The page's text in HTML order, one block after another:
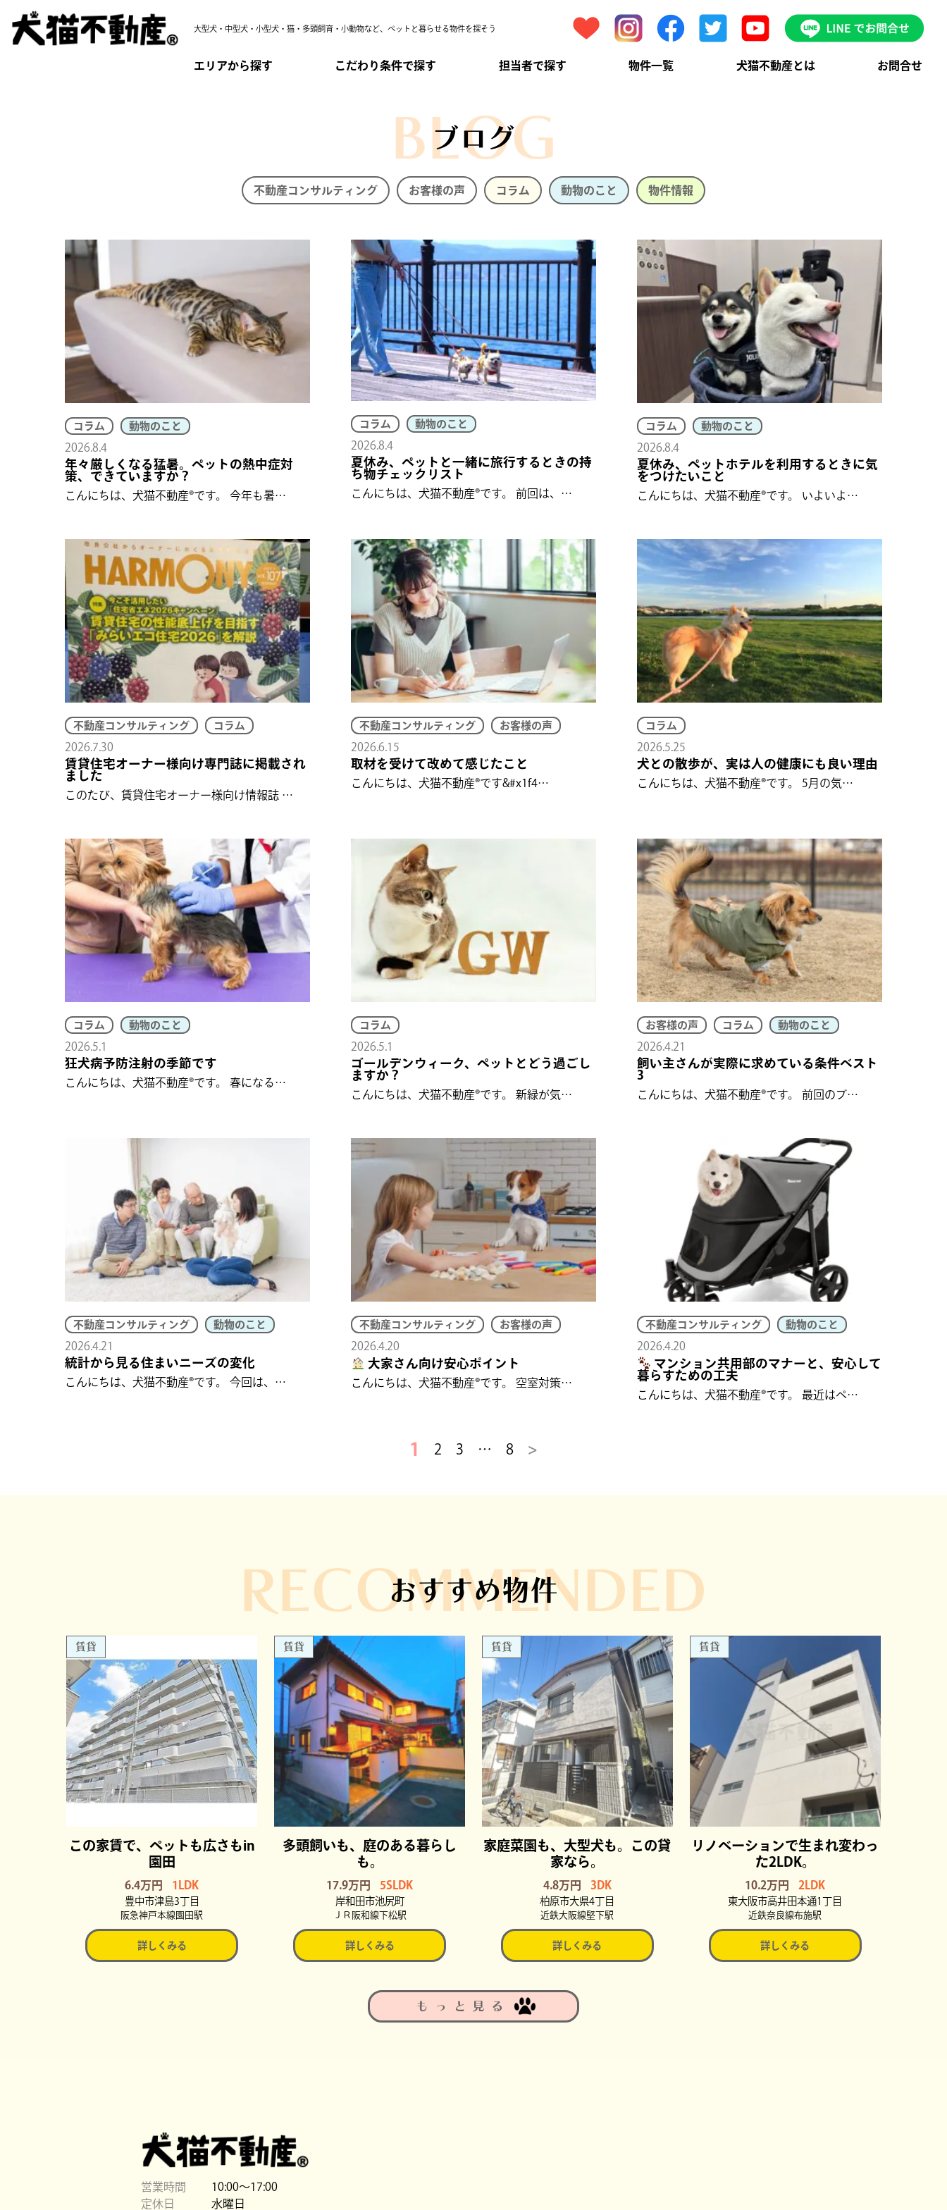
大型犬・中型犬・小型犬・猫・多頭飼育・小動物など、ペットと暮らせる物件を探そう
エリアから探す こだわり条件で探す 担当者で探す 物件一覧 犬猫不動産とは お問合せ
BLOG
ブログ
不動産コンサルティング お客様の声 コラム 動物のこと 物件情報
コラム 動物のこと
2026.8.4
年々厳しくなる猛暑。ペットの熱中症対
策、できていますか？
こんにちは、犬猫不動産®です。 今年も暑…
コラム 動物のこと
2026.8.4
夏休み、ペットと一緒に旅行するときの持
ち物チェックリスト
こんにちは、犬猫不動産®です。 前回は、…
コラム 動物のこと
2026.8.4
夏休み、ペットホテルを利用するときに気
をつけたいこと
こんにちは、犬猫不動産®です。 いよいよ…
不動産コンサルティング コラム
2026.7.30
賃貸住宅オーナー様向け専門誌に掲載され
ました
このたび、賃貸住宅オーナー様向け情報誌 …
不動産コンサルティング お客様の声
2026.6.15
取材を受けて改めて感じたこと
こんにちは、犬猫不動産®です&#x1f4…
コラム
2026.5.25
犬との散歩が、実は人の健康にも良い理由
こんにちは、犬猫不動産®です。 5月の気…
コラム 動物のこと
2026.5.1
狂犬病予防注射の季節です
こんにちは、犬猫不動産®です。 春になる…
コラム
2026.5.1
ゴールデンウィーク、ペットとどう過ごし
ますか？
こんにちは、犬猫不動産®です。 新緑が気…
お客様の声 コラム 動物のこと
2026.4.21
飼い主さんが実際に求めている条件ベスト
3
こんにちは、犬猫不動産®です。 前回のブ…
不動産コンサルティング 動物のこと
2026.4.21
統計から見る住まいニーズの変化
こんにちは、犬猫不動産®です。 今回は、…
不動産コンサルティング お客様の声
2026.4.20
大家さん向け安心ポイント
こんにちは、犬猫不動産®です。 空室対策…
不動産コンサルティング 動物のこと
2026.4.20
マンション共用部のマナーと、安心して
暮らすための工夫
こんにちは、犬猫不動産®です。 最近はペ…
1 2 3 … 8
RECOMMENDED
おすすめ物件
賃貸
この家賃で、ペットも広さもin
園田
6.4万円 1LDK
豊中市津島3丁目
阪急神戸本線園田駅
詳しくみる
賃貸
多頭飼いも、庭のある暮らし
も。
17.9万円 5SLDK
岸和田市池尻町
ＪＲ阪和線下松駅
詳しくみる
賃貸
家庭菜園も、大型犬も。この貸
家なら。
4.8万円 3DK
柏原市大県4丁目
近鉄大阪線堅下駅
詳しくみる
賃貸
リノベーションで生まれ変わっ
た2LDK。
10.2万円 2LDK
東大阪市高井田本通1丁目
近鉄奈良線布施駅
詳しくみる
もっと見る
営業時間
10:00〜17:00
定休日
水曜日